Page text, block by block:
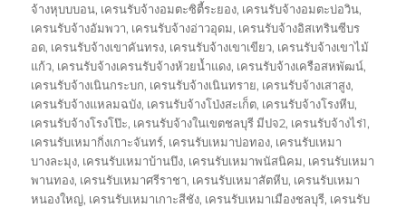
จ้างหุบบบอน, เครนรับจ้างอมตะซิตี้ระยอง, เครนรับจ้างอมตะบ่อวิน,
เครนรับจ้างอัมพวา, เครนรับจ้างอ่าวอุดม, เครนรับจ้างอิสเทรินซีบร
อด, เครนรับจ้างเขาคันทรง, เครนรับจ้างเขาเขียว, เครนรับจ้างเขาไม้
แก้ว, เครนรับจ้างเครนรับจ้างห้วยน้ำแดง, เครนรับจ้างเครือสหพัฒน์,
เครนรับจ้างเนินกระบก, เครนรับจ้างเนินทราย, เครนรับจ้างเสาสูง,
เครนรับจ้างแหลมฉบัง, เครนรับจ้างโป่งสะเก็ต, เครนรับจ้างโรงหีบ,
เครนรับจ้างโรงโป๊ะ, เครนรับจ้างในเขตชลบุรี มีปจ2, เครนรับจ้างไร่1,
เครนรับเหมากิ่งเกาะจันทร์, เครนรับเหมาบ่อทอง, เครนรับเหมา
บางละมุง, เครนรับเหมาบ้านบึง, เครนรับเหมาพนัสนิคม, เครนรับเหมา
พานทอง, เครนรับเหมาศรีราชา, เครนรับเหมาสัตหีบ, เครนรับเหมา
หนองใหญ่, เครนรับเหมาเกาะสีชัง, เครนรับเหมาเมืองชลบุรี, เครนรับ